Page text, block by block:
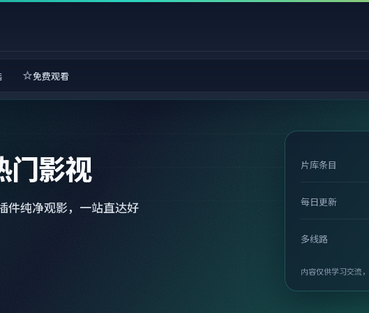
免费观看
门影视
件纯净观影，一站直达好
片库条目
每日更新
多线路
内容仅供学习交流